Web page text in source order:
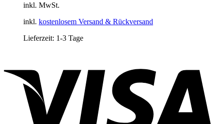
inkl. MwSt.
inkl. kostenlosem Versand & Rückversand
Lieferzeit: 1-3 Tage